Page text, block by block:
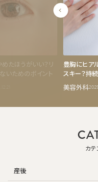
たほうがいい？リ
いためのポイント
豊胸にヒア
スキー？持
注意点
美容外科
カテ
産後